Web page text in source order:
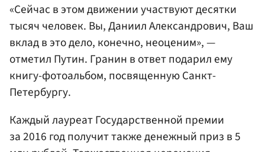
«Сейчас в этом движении участвуют десятки
тысяч человек. Вы, Даниил Александрович, Ваш
вклад в это дело, конечно, неоценим», —
отметил Путин. Гранин в ответ подарил ему
книгу-фотоальбом, посвященную Санкт-
Петербургу.
Каждый лауреат Государственной премии
за 2016 год получит также денежный приз в 5